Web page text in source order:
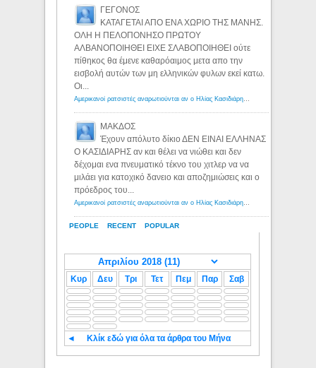
PEOPLE RECENT POPULAR
ΓΕΓΟΝΟΣ
ΚΑΤΑΓΕΤΑΙ ΑΠΟ ΕΝΑ ΧΩΡΙΟ ΤΗΣ ΜΑΝΗΣ.
ΟΛΗ Η ΠΕΛΟΠΟΝΗΣΟ ΠΡΩΤΟΥ
ΑΛΒΑΝΟΠΟΙΗΘΕΙ ΕΙΧΕ ΣΛΑΒΟΠΟΙΗΘΕΙ ούτε
πίθηκος θα έμενε καθαρόαιμος μετα απο την
εισβολή αυτών των μη ελληνικών φυλων εκεί κατω.
Οι...
ΜΑΚΔΟΣ
Έχουν απόλυτο δίκιο ΔΕΝ ΕΙΝΑΙ ΕΛΛΗΝΑΣ
Ο ΚΑΣΙΔΙΑΡΗΣ αν και θέλει να νιώθει και δεν
δέχομαι ενα πνευματικό τέκνο του χιτλερ να να
μιλάει για κατοχικό δανειο και αποζημιώσεις και ο
πρόεδρος του...
Κυρ Δευ Τρι Τετ Πεμ Παρ Σαβ
◄ Κλίκ εδώ για όλα τα άρθρα του Μήνα